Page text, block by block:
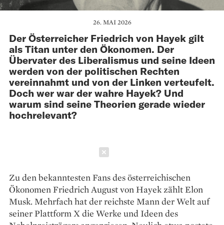
26. MAI 2026
Der Österreicher Friedrich von Hayek gilt
als Titan unter den Ökonomen. Der
Übervater des Liberalismus und seine Ideen
werden von der politischen Rechten
vereinnahmt und von der Linken verteufelt.
Doch wer war der wahre Hayek? Und
warum sind seine Theorien gerade wieder
hochrelevant?
Zu den bekanntesten Fans des österreichischen
Ökonomen Friedrich August von Hayek zählt Elon
Musk. Mehrfach hat der reichste Mann der Welt auf
seiner Plattform X die Werke und Ideen des